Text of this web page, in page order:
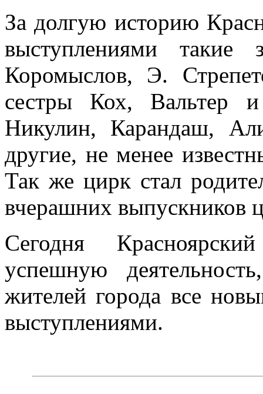
За долгую историю
выступлениями
Коромыслов, Э.
сестры Кох, Вальтер
Никулин, Карандаш,
другие, не менее
Так же цирк стал
вчерашних выпускников
Сегодня
успешную
жителей города все
выступлениями.